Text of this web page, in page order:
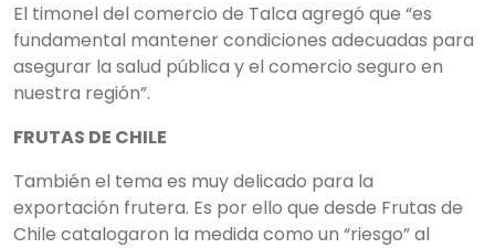
El timonel del comercio de Talca agregó que “es
fundamental mantener condiciones adecuadas para
asegurar la salud pública y el comercio seguro en
nuestra región”.
FRUTAS DE CHILE
También el tema es muy delicado para la
exportación frutera. Es por ello que desde Frutas de
Chile catalogaron la medida como un “riesgo” al